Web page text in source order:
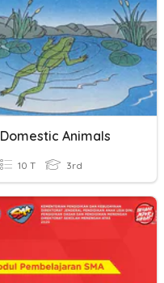
Domestic Animals
10 T 3rd